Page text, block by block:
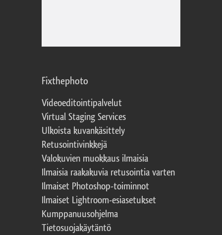
Fixthephoto
Videoeditointipalvelut
Virtual Staging Services
Ulkoista kuvankäsittely
Retusointivinkkejä
Valokuvien muokkaus ilmaisia
Ilmaisia raakakuvia retusointia varten
Ilmaiset Photoshop-toiminnot
Ilmaiset Lightroom-esiasetukset
Kumppanuusohjelma
Tietosuojakäytäntö